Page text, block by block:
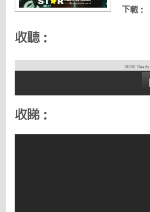
下載：
收聽：
00:00 Ready
收睇：